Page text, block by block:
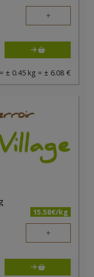
+
± 0.45 kg = ± 6.08 €
15.58€/kg
+